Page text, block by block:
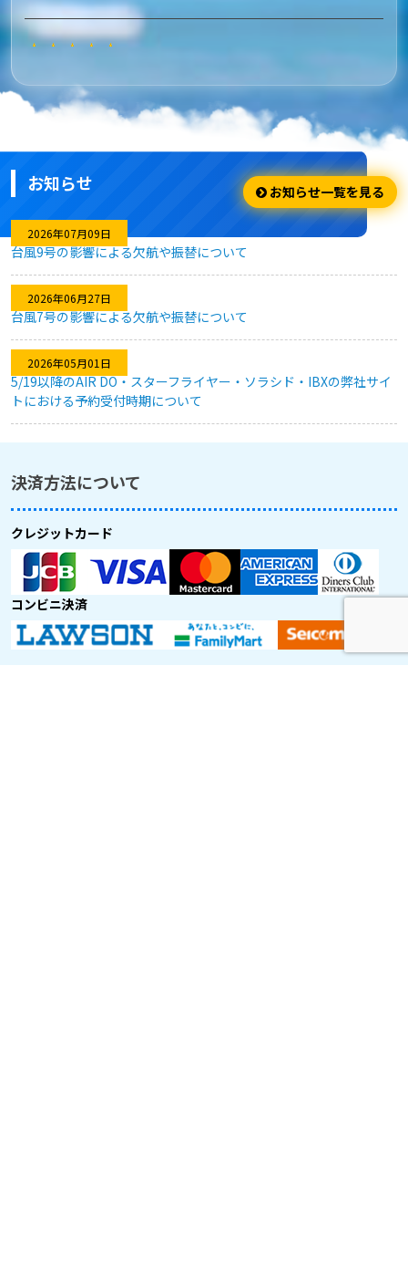
★★★★★
安さ・お得
安くてお得に利用出来ました。
★★★★☆
利用のしやすさ
問題なく利用できました。
★★★★★
キャンセル対応
お知らせ お知らせ一覧を見る
2026年07月09日
台風9号の影響による欠航や振替について
2026年06月27日
台風7号の影響による欠航や振替について
2026年05月01日
5/19以降のAIR DO・スターフライヤー・ソラシド・IBXの弊社サイ
トにおける予約受付時期について
決済方法について
クレジットカード
コンビニ決済